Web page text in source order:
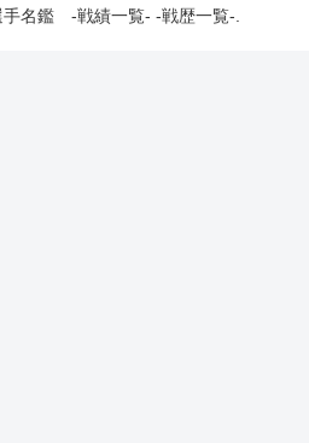
名鑑 -戦績一覧- -戦歴一覧-.